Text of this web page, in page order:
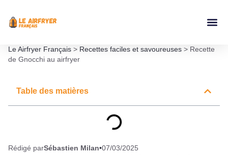
Le Airfryer Français > Recettes faciles et savoureuses > Recette
de Gnocchi au airfryer
Table des matières
Rédigé parSébastien Milan•07/03/2025